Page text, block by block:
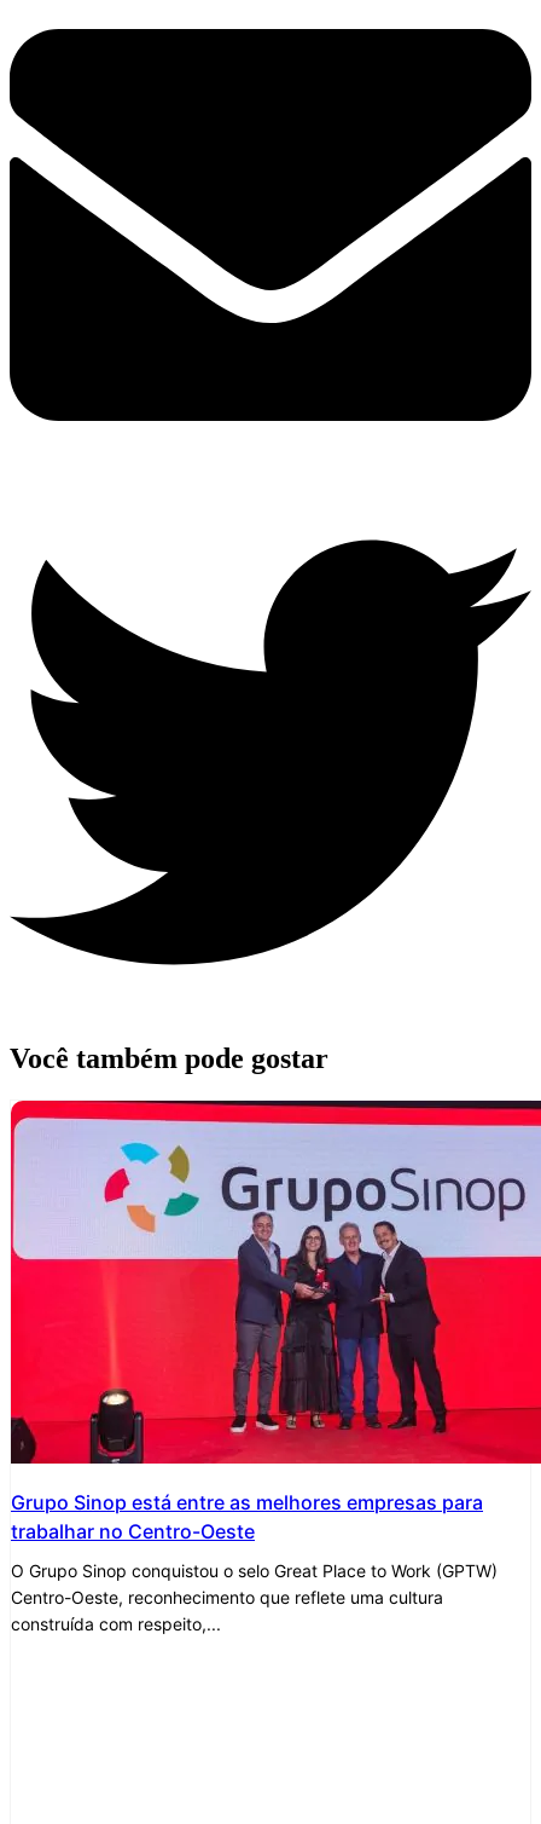
Você também pode gostar
Grupo Sinop está entre as melhores empresas para
trabalhar no Centro-Oeste
O Grupo Sinop conquistou o selo Great Place to Work (GPTW)
Centro-Oeste, reconhecimento que reflete uma cultura
construída com respeito,...